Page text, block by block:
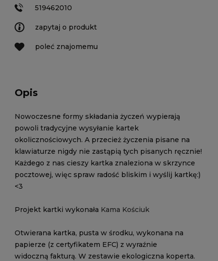
zapytaj o produkt
poleć znajomemu
519462010
Opis
Nowoczesne formy składania życzeń wypierają
powoli tradycyjne wysyłanie kartek
okolicznościowych. A przecież życzenia pisane na
klawiaturze nigdy nie zastąpią tych pisanych ręcznie!
Każdego z nas cieszy kartka znaleziona w skrzynce
pocztowej, więc spraw radość bliskim i wyślij kartkę:)
<3
Projekt kartki wykonała Kama Kościuk
Otwierana kartka, pusta w środku, wykonana na
papierze (z certyfikatem EFC) z wyraźnie
widoczną fakturą. W zestawie ekologiczna koperta.